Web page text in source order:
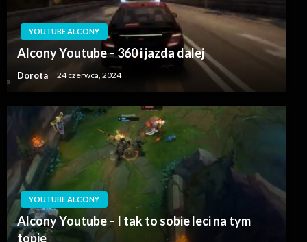
YOUTUBE ALCONY
Alcony Youtube – 360 i jazda dalej
Dorota 24 czerwca, 2024
YOUTUBE ALCONY
Alcony Youtube – I tak to sobie leci na tym
topie